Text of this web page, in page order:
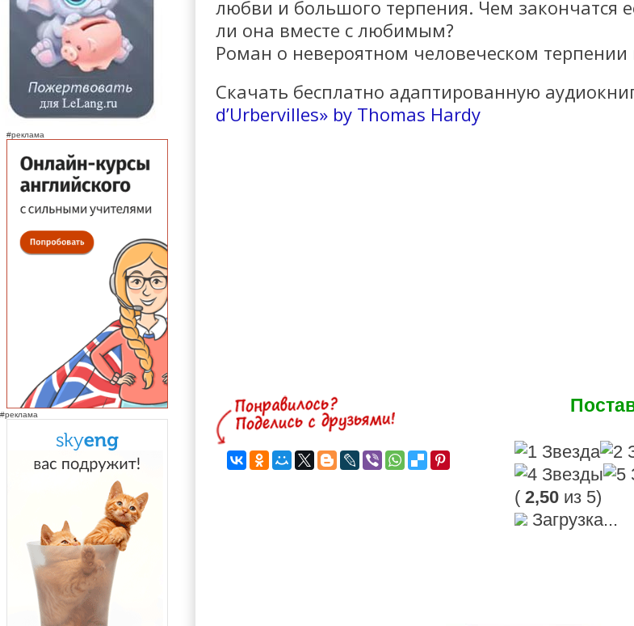
#реклама
#реклама
любви и большого терпения. Чем закончатся
ли она вместе с любимым?
Роман о невероятном человеческом терпении
Скачать бесплатно адаптированную
d’Urbervilles» by Thomas Hardy
(2,50 из 5)
Загрузка...